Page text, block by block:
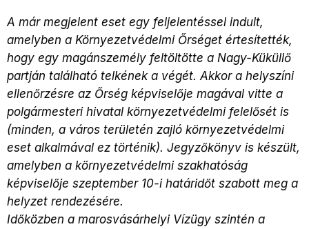
A már megjelent eset egy feljelentéssel indult,
amelyben a Környezetvédelmi Őrséget értesítették,
hogy egy magánszemély feltöltötte a Nagy-Küküllő
partján található telkének a végét. Akkor a helyszíni
ellenőrzésre az Őrség képviselője magával vitte a
polgármesteri hivatal környezetvédelmi felelősét is
(minden, a város területén zajló környezetvédelmi
eset alkalmával ez történik). Jegyzőkönyv is készült,
amelyben a környezetvédelmi szakhatóság
képviselője szeptember 10-i határidőt szabott meg a
helyzet rendezésére.
Időközben a marosvásárhelyi Vízügy szintén a